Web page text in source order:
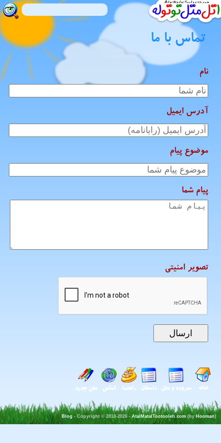
تماس با ما
نام
آدرس ایمیل
موضوع پیام
پیام شما
تصویر امنیتی
خانه سروده و متل داستان راهنما تماس متن جدید
Blog - Copyright © 2010-2026 -AtalMatalTootooleh.com (by Hooman)